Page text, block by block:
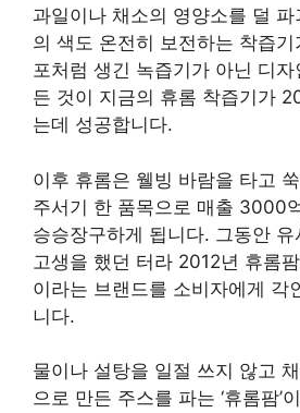
과일이나 채소의 영양소를 덜
의 색도 온전히 보전하는 착즙기
포처럼 생긴 녹즙기가 아닌 디
든 것이 지금의 휴롬 착즙기가
는데 성공합니다.
이후 휴롬은 웰빙 바람을 타고
주서기 한 품목으로 매출 3000
승승장구하게 됩니다. 그동안
고생을 했던 터라 2012년 휴롬
이라는 브랜드를 소비자에게 각
니다.
물이나 설탕을 일절 쓰지 않고
으로 만든 주스를 파는 ‘휴롬팜’